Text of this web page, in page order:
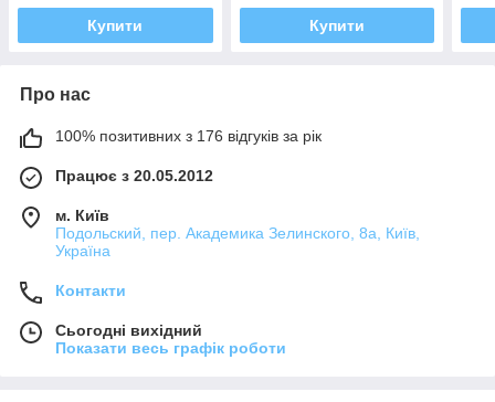
Купити Купити
Про нас
100% позитивних з 176 відгуків за рік
Працює з 20.05.2012
м. Київ
Подольский, пер. Академика Зелинского, 8а, Київ,
Україна
Контакти
Сьогодні вихідний
Показати весь графік роботи